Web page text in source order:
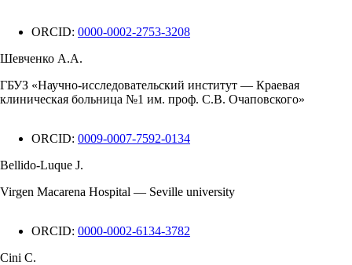
ORCID: 0000-0002-2753-3208
Шевченко А.А.
ГБУЗ «Научно-исследовательский институт — Краевая
клиническая больница №1 им. проф. С.В. Очаповского»
ORCID: 0009-0007-7592-0134
Bellido-Luque J.
Virgen Macarena Hospital — Seville university
ORCID: 0000-0002-6134-3782
Cini C.